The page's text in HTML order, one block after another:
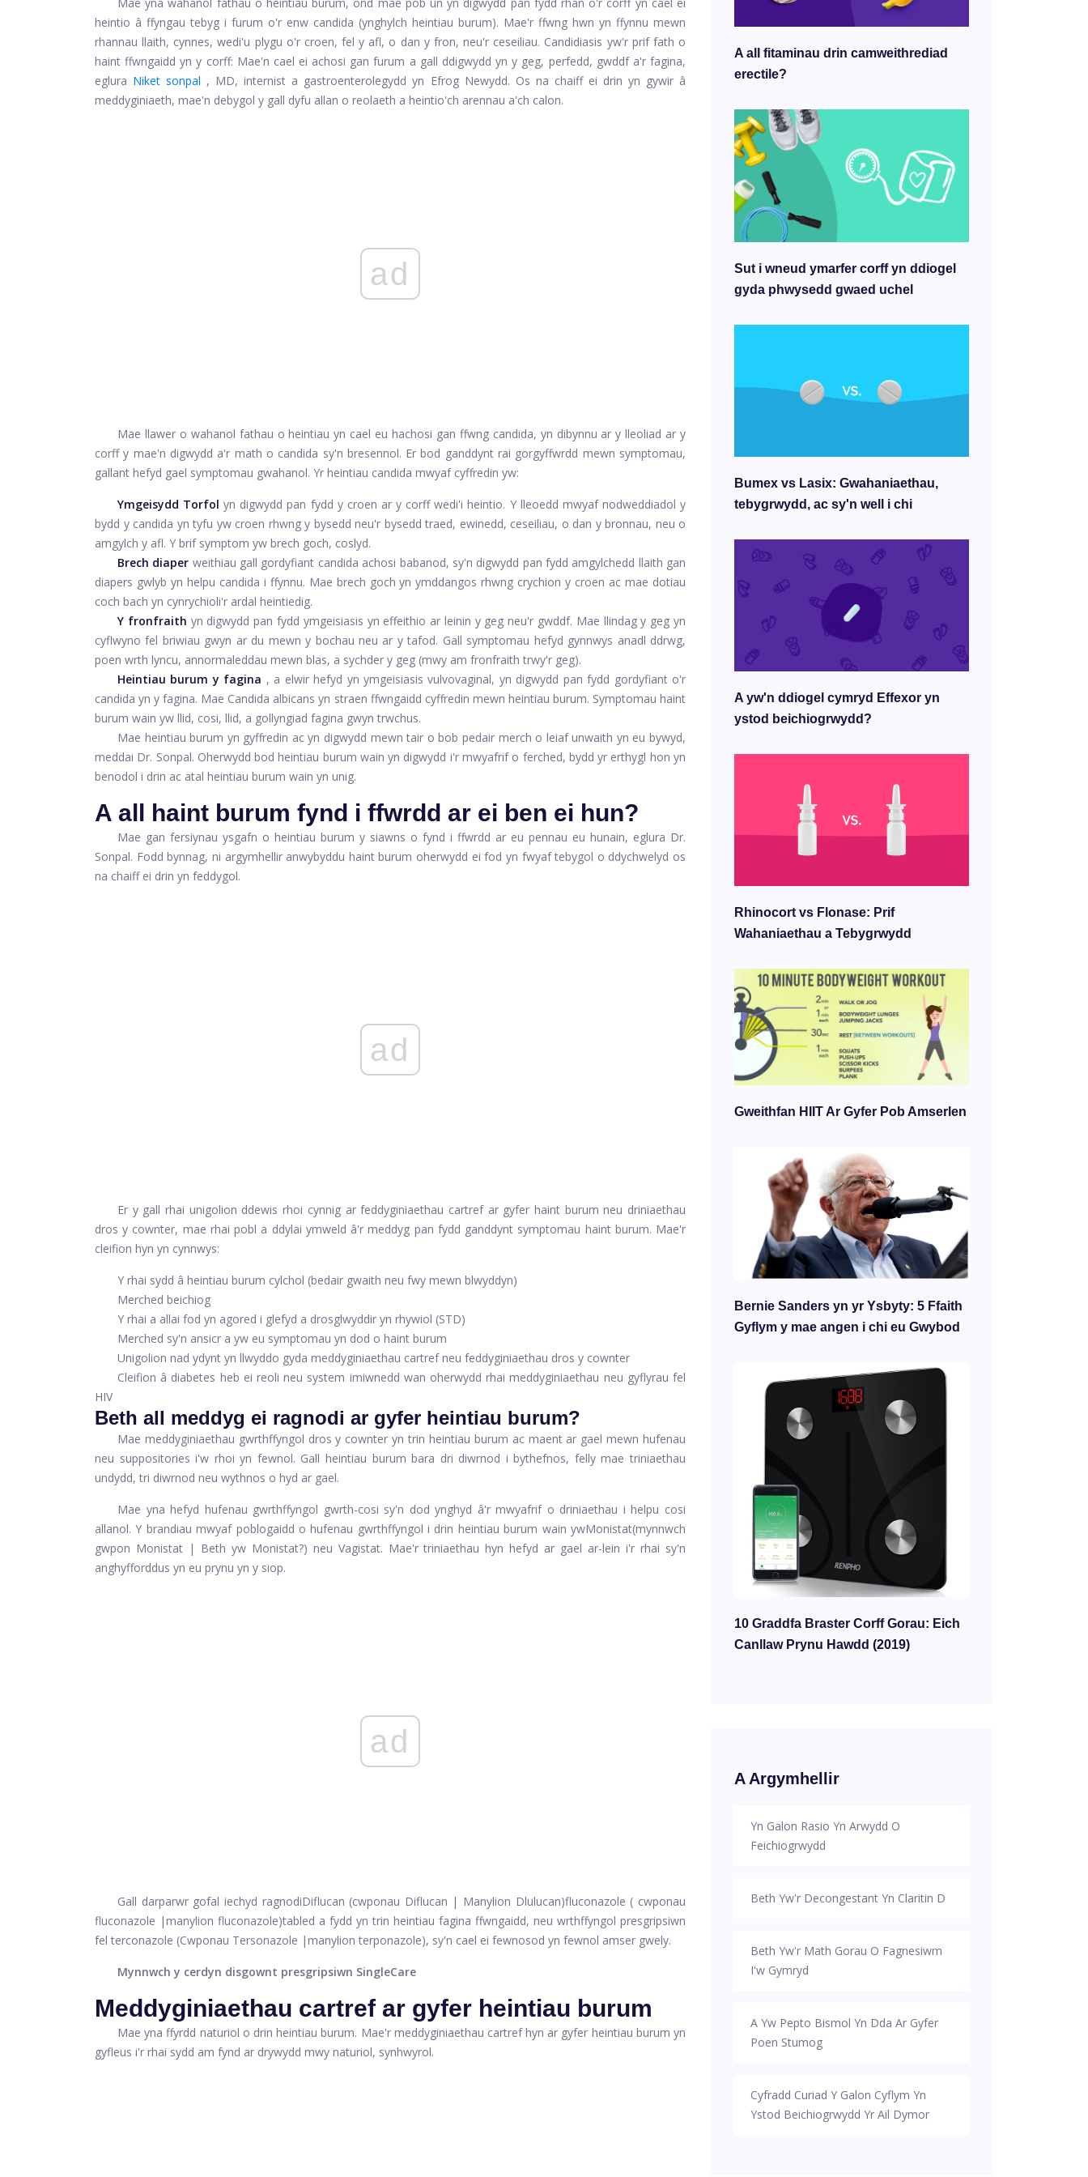
heintio â ffyngau tebyg i furum o'r enw candida (ynghylch heintiau burum). Mae'r ffwng hwn yn ffynnu mewn
rhannau llaith, cynnes, wedi'u plygu o'r croen, fel y afl, o dan y fron, neu'r ceseiliau. Candidiasis yw'r prif fath o
haint ffwngaidd yn y corff: Mae'n cael ei achosi gan furum a gall ddigwydd yn y geg, perfedd, gwddf a'r fagina,
eglura Niket sonpal , MD, internist a gastroenterolegydd yn Efrog Newydd. Os na chaiff ei drin yn gywir â
meddyginiaeth, mae'n debygol y gall dyfu allan o reolaeth a heintio'ch arennau a'ch calon.
ad
Mae llawer o wahanol fathau o heintiau yn cael eu hachosi gan ffwng candida, yn dibynnu ar y lleoliad ar y
corff y mae'n digwydd a'r math o candida sy'n bresennol. Er bod ganddynt rai gorgyffwrdd mewn symptomau,
gallant hefyd gael symptomau gwahanol. Yr heintiau candida mwyaf cyffredin yw:
Ymgeisydd Torfol yn digwydd pan fydd y croen ar y corff wedi'i heintio. Y lleoedd mwyaf nodweddiadol y
bydd y candida yn tyfu yw croen rhwng y bysedd neu'r bysedd traed, ewinedd, ceseiliau, o dan y bronnau, neu o
amgylch y afl. Y brif symptom yw brech goch, coslyd.
Brech diaper weithiau gall gordyfiant candida achosi babanod, sy'n digwydd pan fydd amgylchedd llaith gan
diapers gwlyb yn helpu candida i ffynnu. Mae brech goch yn ymddangos rhwng crychion y croen ac mae dotiau
coch bach yn cynrychioli'r ardal heintiedig.
Y fronfraith yn digwydd pan fydd ymgeisiasis yn effeithio ar leinin y geg neu'r gwddf. Mae llindag y geg yn
cyflwyno fel briwiau gwyn ar du mewn y bochau neu ar y tafod. Gall symptomau hefyd gynnwys anadl ddrwg,
poen wrth lyncu, annormaleddau mewn blas, a sychder y geg (mwy am fronfraith trwy'r geg).
Heintiau burum y fagina , a elwir hefyd yn ymgeisiasis vulvovaginal, yn digwydd pan fydd gordyfiant o'r
candida yn y fagina. Mae Candida albicans yn straen ffwngaidd cyffredin mewn heintiau burum. Symptomau haint
burum wain yw llid, cosi, llid, a gollyngiad fagina gwyn trwchus.
Mae heintiau burum yn gyffredin ac yn digwydd mewn tair o bob pedair merch o leiaf unwaith yn eu bywyd,
meddai Dr. Sonpal. Oherwydd bod heintiau burum wain yn digwydd i'r mwyafrif o ferched, bydd yr erthygl hon yn
benodol i drin ac atal heintiau burum wain yn unig.
A all haint burum fynd i ffwrdd ar ei ben ei hun?
Mae gan fersiynau ysgafn o heintiau burum y siawns o fynd i ffwrdd ar eu pennau eu hunain, eglura Dr.
Sonpal. Fodd bynnag, ni argymhellir anwybyddu haint burum oherwydd ei fod yn fwyaf tebygol o ddychwelyd os
na chaiff ei drin yn feddygol.
ad
Er y gall rhai unigolion ddewis rhoi cynnig ar feddyginiaethau cartref ar gyfer haint burum neu driniaethau
dros y cownter, mae rhai pobl a ddylai ymweld â'r meddyg pan fydd ganddynt symptomau haint burum. Mae'r
cleifion hyn yn cynnwys:
Y rhai sydd â heintiau burum cylchol (bedair gwaith neu fwy mewn blwyddyn)
Merched beichiog
Y rhai a allai fod yn agored i glefyd a drosglwyddir yn rhywiol (STD)
Merched sy'n ansicr a yw eu symptomau yn dod o haint burum
Unigolion nad ydynt yn llwyddo gyda meddyginiaethau cartref neu feddyginiaethau dros y cownter
Cleifion â diabetes heb ei reoli neu system imiwnedd wan oherwydd rhai meddyginiaethau neu gyflyrau fel
HIV
Beth all meddyg ei ragnodi ar gyfer heintiau burum?
Mae meddyginiaethau gwrthffyngol dros y cownter yn trin heintiau burum ac maent ar gael mewn hufenau
neu suppositories i'w rhoi yn fewnol. Gall heintiau burum bara dri diwrnod i bythefnos, felly mae triniaethau
undydd, tri diwrnod neu wythnos o hyd ar gael.
Mae yna hefyd hufenau gwrthffyngol gwrth-cosi sy'n dod ynghyd â'r mwyafrif o driniaethau i helpu cosi
allanol. Y brandiau mwyaf poblogaidd o hufenau gwrthffyngol i drin heintiau burum wain ywMonistat(mynnwch
gwpon Monistat | Beth yw Monistat?) neu Vagistat. Mae'r triniaethau hyn hefyd ar gael ar-lein i'r rhai sy'n
anghyfforddus yn eu prynu yn y siop.
ad
Gall darparwr gofal iechyd ragnodiDiflucan (cwponau Diflucan | Manylion Dlulucan)fluconazole ( cwponau
fluconazole |manylion fluconazole)tabled a fydd yn trin heintiau fagina ffwngaidd, neu wrthffyngol presgripsiwn
fel terconazole (Cwponau Tersonazole |manylion terponazole), sy'n cael ei fewnosod yn fewnol amser gwely.
Mynnwch y cerdyn disgownt presgripsiwn SingleCare
Meddyginiaethau cartref ar gyfer heintiau burum
Mae yna ffyrdd naturiol o drin heintiau burum. Mae'r meddyginiaethau cartref hyn ar gyfer heintiau burum yn
gyfleus i'r rhai sydd am fynd ar drywydd mwy naturiol, synhwyrol.
A all fitaminau drin camweithrediad
erectile?
Sut i wneud ymarfer corff yn ddiogel
gyda phwysedd gwaed uchel
Bumex vs Lasix: Gwahaniaethau,
tebygrwydd, ac sy'n well i chi
A yw'n ddiogel cymryd Effexor yn
ystod beichiogrwydd?
Rhinocort vs Flonase: Prif
Wahaniaethau a Tebygrwydd
Gweithfan HIIT Ar Gyfer Pob Amserlen
Bernie Sanders yn yr Ysbyty: 5 Ffaith
Gyflym y mae angen i chi eu Gwybod
10 Graddfa Braster Corff Gorau: Eich
Canllaw Prynu Hawdd (2019)
A Argymhellir
Yn Galon Rasio Yn Arwydd O
Feichiogrwydd
Beth Yw'r Decongestant Yn Claritin D
Beth Yw'r Math Gorau O Fagnesiwm
I'w Gymryd
A Yw Pepto Bismol Yn Dda Ar Gyfer
Poen Stumog
Cyfradd Curiad Y Galon Cyflym Yn
Ystod Beichiogrwydd Yr Ail Dymor